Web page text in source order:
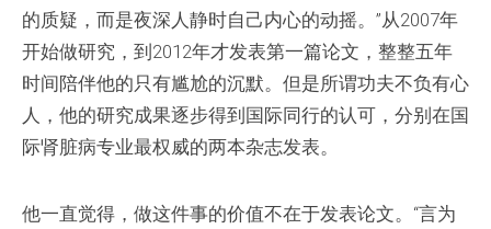
的质疑，而是夜深人静时自己内心的动摇。”从2007年
开始做研究，到2012年才发表第一篇论文，整整五年
时间陪伴他的只有尴尬的沉默。但是所谓功夫不负有心
人，他的研究成果逐步得到国际同行的认可，分别在国
际肾脏病专业最权威的两本杂志发表。
他一直觉得，做这件事的价值不在于发表论文。“言为